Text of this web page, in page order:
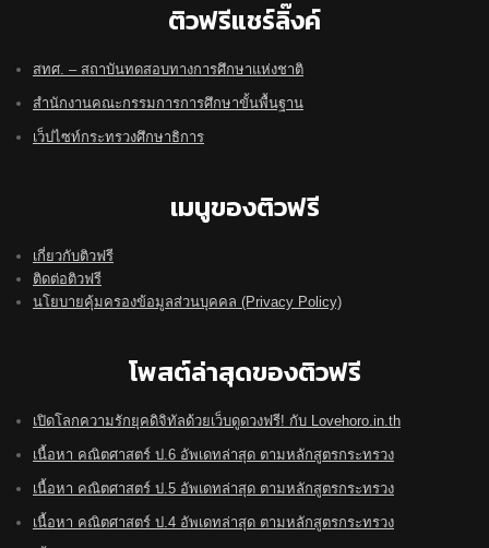
ติวฟรีแชร์ลิ๊งค์
สทศ. – สถาบันทดสอบทางการศึกษาแห่งชาติ
สำนักงานคณะกรรมการการศึกษาขั้นพื้นฐาน
เว็ปไซท์กระทรวงศึกษาธิการ
เมนูของติวฟรี
เกี่ยวกับติวฟรี
ติดต่อติวฟรี
นโยบายคุ้มครองข้อมูลส่วนบุคคล (Privacy Policy)
โพสต์ล่าสุดของติวฟรี
เปิดโลกความรักยุคดิจิทัลด้วยเว็บดูดวงฟรี! กับ Lovehoro.in.th
เนื้อหา คณิตศาสตร์ ป.6 อัพเดทล่าสุด ตามหลักสูตรกระทรวง
เนื้อหา คณิตศาสตร์ ป.5 อัพเดทล่าสุด ตามหลักสูตรกระทรวง
เนื้อหา คณิตศาสตร์ ป.4 อัพเดทล่าสุด ตามหลักสูตรกระทรวง